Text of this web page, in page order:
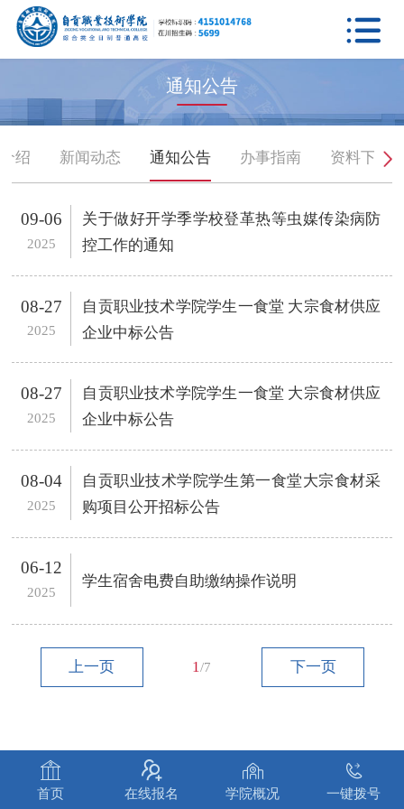

通知公告
绍 新闻动态 通知公告 办事指南 资料下载
09-06
2025
关于做好开学季学校登革热等虫媒传染病防
控工作的通知
08-27
2025
自贡职业技术学院学生一食堂 大宗食材供应
企业中标公告
08-27
2025
自贡职业技术学院学生一食堂 大宗食材供应
企业中标公告
08-04
2025
自贡职业技术学院学生第一食堂大宗食材采
购项目公开招标公告
06-12
2025
学生宿舍电费自助缴纳操作说明
上一页 1/7 下一页

首页

在线报名

学院概况

一键拨号